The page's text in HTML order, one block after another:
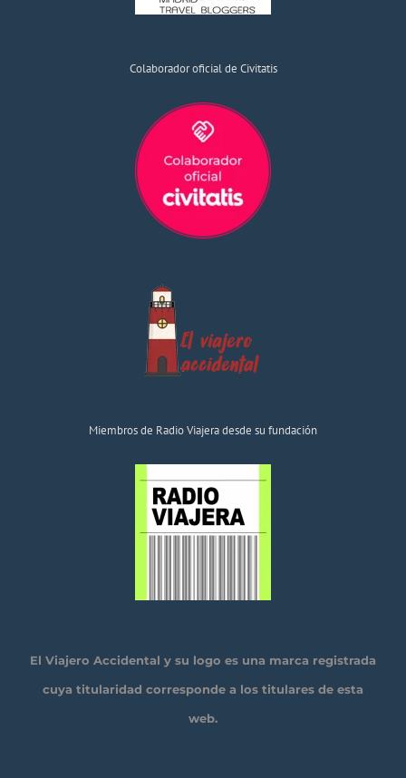
Colaborador oficial de Civitatis
Miembros de Radio Viajera desde su fundación
El Viajero Accidental y su logo es una marca registrada
cuya titularidad corresponde a los titulares de esta
web.